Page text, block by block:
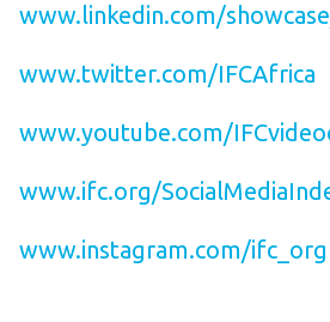
www.linkedin.com/
www.twitter.com/IFCAfrica
www.youtube.com/
www.ifc.org/
www.instagram.com/ifc_org